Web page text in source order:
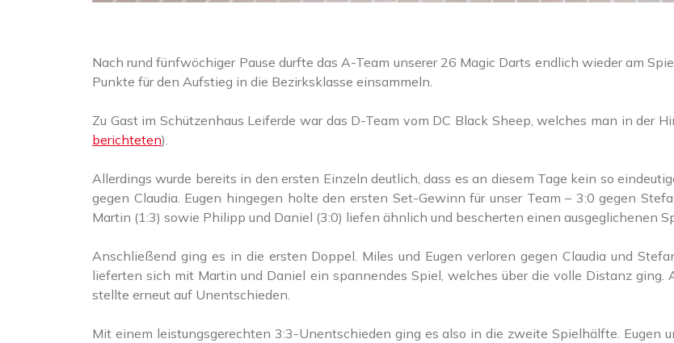
Nach rund fünfwöchiger Pause durfte das A-Team unserer 26 Magic Darts endlich wieder am
Punkte für den Aufstieg in die Bezirksklasse einsammeln.
Zu Gast im Schützenhaus Leiferde war das D-Team vom DC Black Sheep, welches man in der
berichteten).
Allerdings wurde bereits in den ersten Einzeln deutlich, dass es an diesem Tage kein so
gegen Claudia. Eugen hingegen holte den ersten Set-Gewinn für unser Team – 3:0 gegen
Martin (1:3) sowie Philipp und Daniel (3:0) liefen ähnlich und bescherten einen ausgeglichenen
Anschließend ging es in die ersten Doppel. Miles und Eugen verloren gegen Claudia und
lieferten sich mit Martin und Daniel ein spannendes Spiel, welches über die volle Distanz ging.
stellte erneut auf Unentschieden.
Mit einem leistungsgerechten 3:3-Unentschieden ging es also in die zweite Spielhälfte. Eugen